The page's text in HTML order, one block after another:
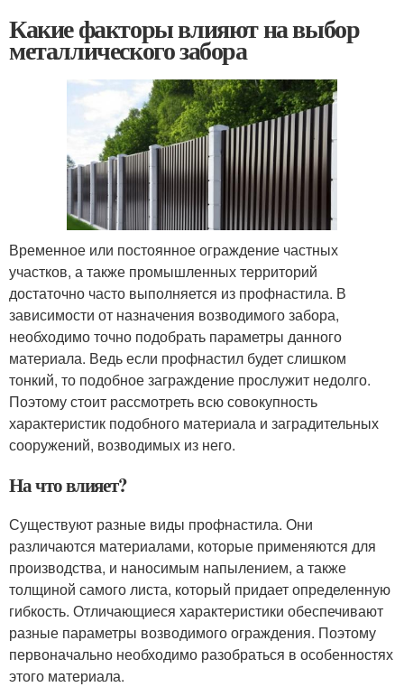
Какие факторы влияют на выбор
металлического забора
Временное или постоянное ограждение частных
участков, а также промышленных территорий
достаточно часто выполняется из профнастила. В
зависимости от назначения возводимого забора,
необходимо точно подобрать параметры данного
материала. Ведь если профнастил будет слишком
тонкий, то подобное заграждение прослужит недолго.
Поэтому стоит рассмотреть всю совокупность
характеристик подобного материала и заградительных
сооружений, возводимых из него.
На что влияет?
Существуют разные виды профнастила. Они
различаются материалами, которые применяются для
производства, и наносимым напылением, а также
толщиной самого листа, который придает определенную
гибкость. Отличающиеся характеристики обеспечивают
разные параметры возводимого ограждения. Поэтому
первоначально необходимо разобраться в особенностях
этого материала.